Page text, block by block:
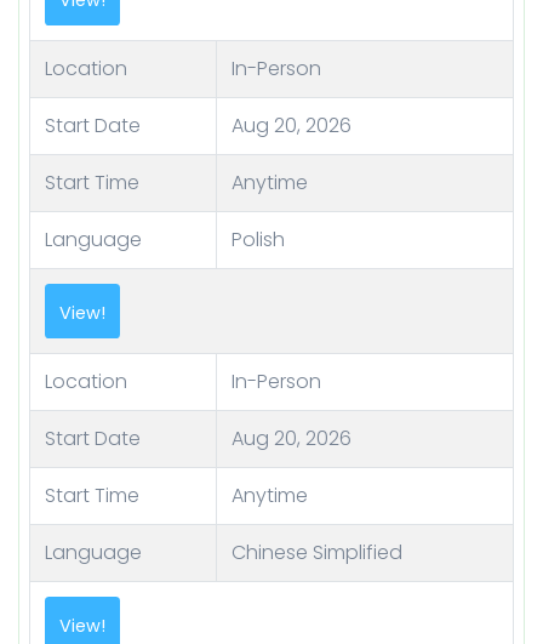
Location In-Person
Start Date Aug 20, 2026
Start Time Anytime
Language Polish
View!
Location In-Person
Start Date Aug 20, 2026
Start Time Anytime
Language Chinese Simplified
View!